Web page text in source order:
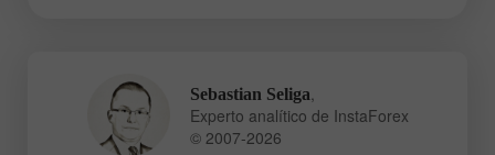
Sebastian Seliga
Experto analítico de InstaForex
© 2007-2026